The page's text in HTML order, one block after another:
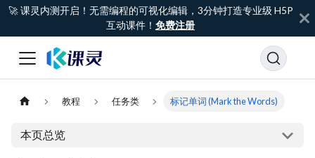
🚀 课灵内测开启！无需编程的可视化编辑，3分钟打造专业级 H5P
互动课件！ 免费注册
教程 任务类 标记单词 (Mark the Words)
本页总览